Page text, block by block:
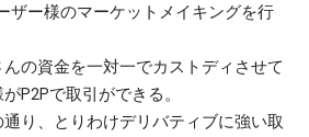
ザー様のマーケットメイキングを行
の資金を一対一でカストディさせて
P2Pで取引ができる。
り、とりわけデリバティブに強い取